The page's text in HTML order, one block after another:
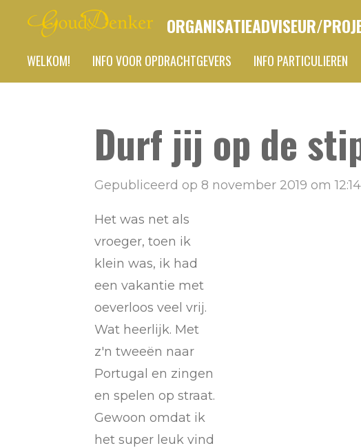
naar
de
ORGANISATIEADVISEUR/
WELKOM! INFO VOOR OPDRACHTGEVERS INFO PARTICULIEREN
Durf jij op de
Gepubliceerd op 8 november 2019 om 12:14
Het was net als
vroeger, toen ik
klein was, ik had
een vakantie met
oeverloos veel vrij.
Wat heerlijk. Met
z'n tweeën naar
Portugal en zingen
en spelen op straat.
Gewoon omdat ik
het super leuk vind